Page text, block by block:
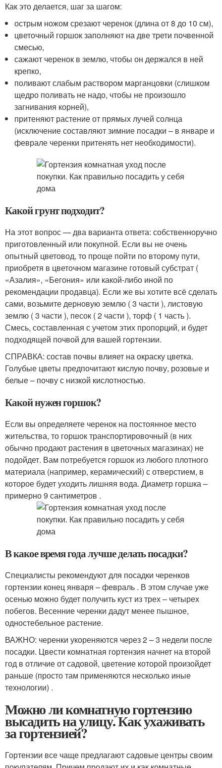
Как это делается, шаг за шагом:
острым ножом срезают черенок (длина от 8 до 10 см),
цветочный горшок заполняют на две трети почвенной
смесью,
сажают черенок в землю, чтобы он держался в ней
крепко,
поливают слабым раствором марганцовки (слишком
щедро поливать не надо, чтобы не произошло
загнивания корней),
притеняют растение от прямых лучей солнца
(исключение составляют зимние посадки – в январе и
феврале черенки притенять нет необходимости).
Какой грунт подходит?
На этот вопрос — два варианта ответа: собственноручно
приготовленный или покупной. Если вы не очень
опытный цветовод, то проще пойти по второму пути,
приобретя в цветочном магазине готовый субстрат (
«Азалия», «Бегония» или какой-либо иной по
рекомендации продавца). Если же вы хотите всё сделать
сами, возьмите дерновую землю ( 3 части ), листовую
землю ( 3 части ), песок ( 2 части ), торф ( 1 часть ).
Смесь, составленная с учетом этих пропорций, и будет
подходящей почвой для вашей гортензии.
СПРАВКА: состав почвы влияет на окраску цветка.
Голубые цветы предпочитают кислую почву, розовые и
белые – почву с низкой кислотностью.
Какой нужен горшок?
Если вы определяете черенок на постоянное место
жительства, то горшок транспортировочный (в них
обычно продают растения в цветочных магазинах) не
подойдет. Вам потребуется горшок из любого плотного
материала (например, керамический) с отверстием, в
которое будет уходить лишняя вода. Диаметр горшка –
примерно 9 сантиметров .
В какое время года лучше делать посадки?
Специалисты рекомендуют для посадки черенков
гортензии конец января – февраль . В этом случае уже
осенью можно будет получить куст из трех – четырех
побегов. Весенние черенки дадут менее пышное,
одностебельное растение.
ВАЖНО: черенки укореняются через 2 – 3 недели после
посадки. Цвести комнатная гортензия начнет на второй
год в отличие от садовой, цветение которой произойдет
раньше (просто там применяются несколько иные
технологии) .
Можно ли комнатную гортензию
высадить на улицу. Как ухаживать
за гортензией?
Гортензии все чаще предлагают садовые центры своим